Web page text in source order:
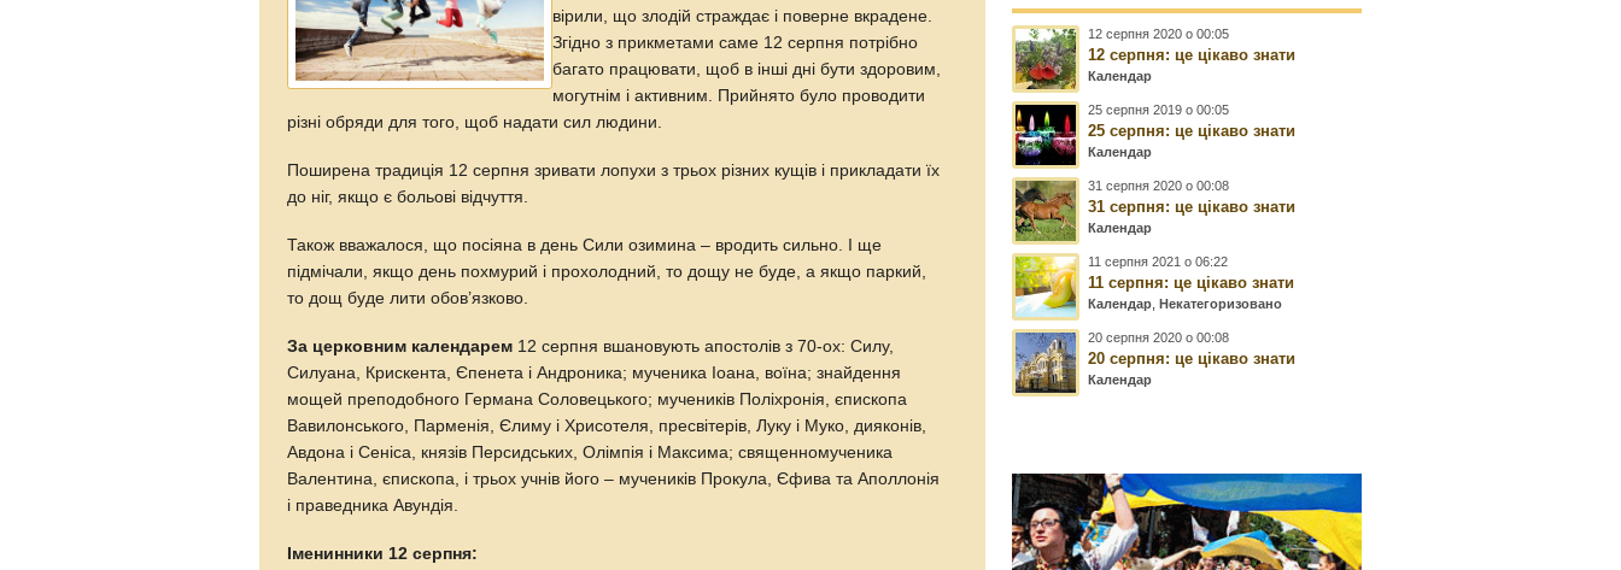
вірили, що злодій страждає і поверне вкрадене.
Згідно з прикметами саме 12 серпня потрібно
багато працювати, щоб в інші дні бути здоровим,
могутнім і активним. Прийнято було проводити
різні обряди для того, щоб надати сил людини.
Поширена традиція 12 серпня зривати лопухи з трьох різних кущів і прикладати їх
до ніг, якщо є больові відчуття.
Також вважалося, що посіяна в день Сили озимина – вродить сильно. І ще
підмічали, якщо день похмурий і прохолодний, то дощу не буде, а якщо паркий,
то дощ буде лити обов’язково.
За церковним календарем 12 серпня вшановують апостолів з 70-ох: Силу,
Силуана, Крискента, Єпенета і Андроника; мученика Іоана, воїна; знайдення
мощей преподобного Германа Соловецького; мучеників Поліхронія, єпископа
Вавилонського, Парменія, Єлиму і Хрисотеля, пресвітерів, Луку і Муко, дияконів,
Авдона і Сеніса, князів Персидських, Олімпія і Максима; священномученика
Валентина, єпископа, і трьох учнів його – мучеників Прокула, Єфива та Аполлонія
і праведника Авундія.
Іменинники 12 серпня:
12 серпня 2020 о 00:05
12 серпня: це цікаво знати
Календар
25 серпня 2019 о 00:05
25 серпня: це цікаво знати
Календар
31 серпня 2020 о 00:08
31 серпня: це цікаво знати
Календар
11 серпня 2021 о 06:22
11 серпня: це цікаво знати
Календар ,Некатегоризовано
20 серпня 2020 о 00:08
20 серпня: це цікаво знати
Календар